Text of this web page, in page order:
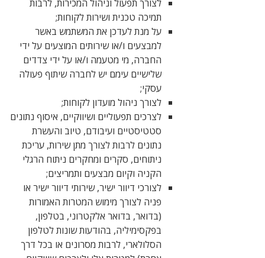
לצורך תפעול וניהול המכירות, לרבות
תמיכה טכנית ושירות לקוחות;
על מנת לעדכן את המשתמש באשר
למבצעים ו/או שירותים המוצעים על ידי
החברה, מי מטעמה ו/או על ידי צדדים
שלישיים עימם יש לחברה שיתוף פעולה
לצורך ניהול מועדון לקוחות;
לצרכים תפעוליים ושיווקיים, איסוף נתונים
סטטיסטיים ועיבודם, טיוב והעשרת
נתונים לרבות לצורך מתן שירות, עריכת
ניתוחים, סקרים ומחקרים ניתוח הרגלי
הקניה וקיום מבצעים ותמריצים;
לצורכי דיוור ישיר, שירותי דיוור ישיר או
פניה לצורך מימוש המטרות האמורות
(בדואר, בדואר אלקטרוני, בטלפון,
בפקסימיליה, בהודעות שונות לטלפון
הסלולארי, לרבות מסרונים או בכל דרך